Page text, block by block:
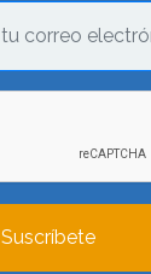
Suscríbete